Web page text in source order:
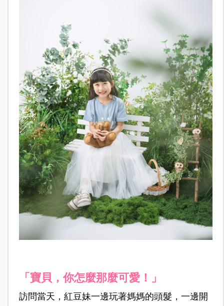
「寶貝，你怎麼那麼可愛！」
訪問當天，紅豆妹一邊玩著媽媽的頭髮，一邊開